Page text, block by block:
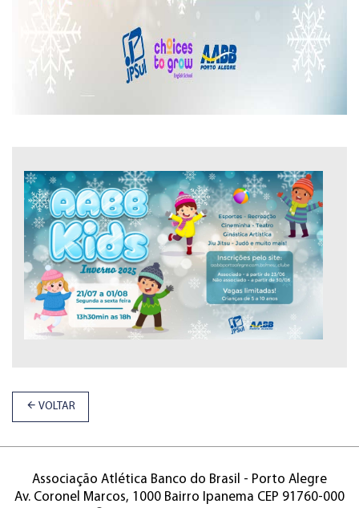
VOLTAR
Associação Atlética Banco do Brasil - Porto Alegre
Av. Coronel Marcos, 1000 Bairro Ipanema CEP 91760-000